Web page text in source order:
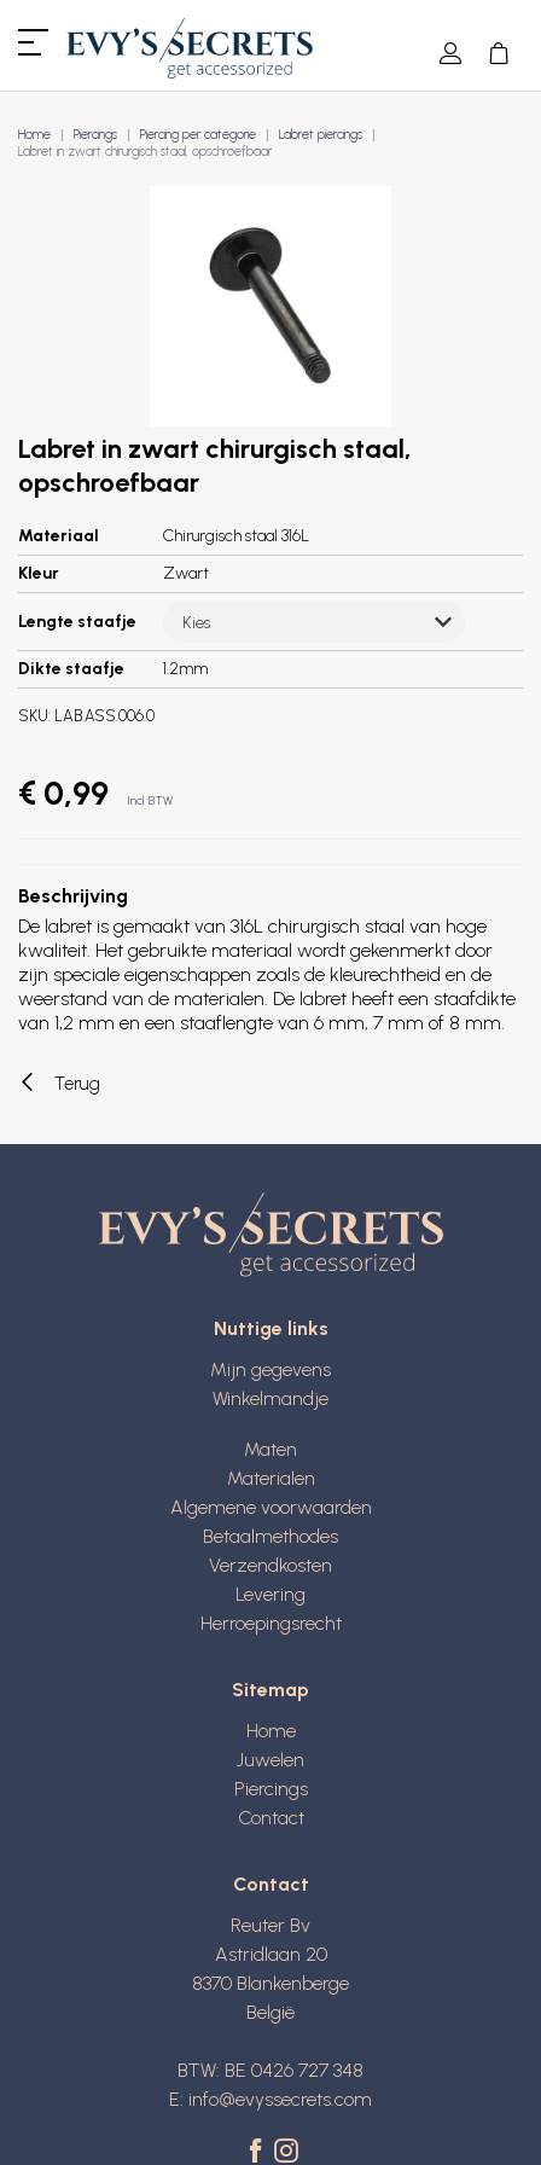
Home Piercings Piercing per categorie
Labret piercings
Labret in zwart chirurgisch staal, opschroefbaar
Labret in zwart chirurgisch staal,
opschroefbaar
Materiaal
Chirurgisch staal 316L
Kleur
Zwart
Lengte staafje Kies
Dikte staafje 1.2mm
SKU: LAB.ASS.006.0
€ 0,99 Incl. BTW
Beschrijving
De labret is gemaakt van 316L chirurgisch staal van hoge
kwaliteit. Het gebruikte materiaal wordt gekenmerkt door
zijn speciale eigenschappen zoals de kleurechtheid en de
weerstand van de materialen. De labret heeft een staafdikte
van 1,2 mm en een staaflengte van 6 mm, 7 mm of 8 mm.
Terug
Nuttige links
Mijn gegevens
Winkelmandje
Maten
Materialen
Algemene voorwaarden
Betaalmethodes
Verzendkosten
Levering
Herroepingsrecht
Sitemap
Home
Juwelen
Piercings
Contact
Contact
Reuter Bv
Astridlaan 20
8370 Blankenberge
België
BTW: BE 0426 727 348
E: info@evyssecrets.com